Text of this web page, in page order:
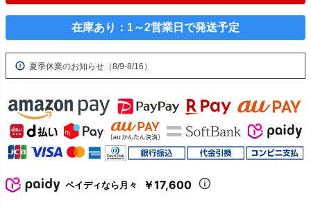
在庫あり：1～2営業日で発送予定
夏季休業のお知らせ（8/9-8/16）
ペイディなら月々 ￥17,600